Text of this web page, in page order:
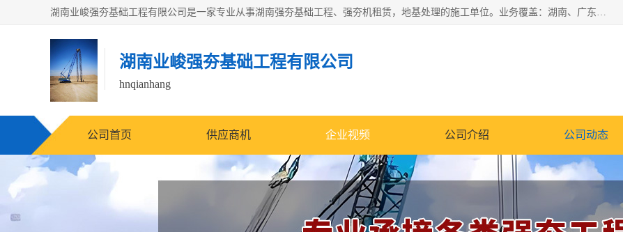
湖南业峻强夯基础工程有限公司是一家专业从事湖南强夯基础工程、强夯机租赁，地基处理的施工单位。业务覆盖：湖南、广东，江西等地。可承接1000KN.m-25000KN.m强夯（置换）工程。公司创始人是国内较早期从事强夯施工的建设者，经过多年的一步一个脚印的发展，在行业内具有较高的度和良好的口碑。
湖南业峻强夯基础工程有限公司
hnqianhang
公司首页 供应商机 企业视频 公司介绍 公司动态